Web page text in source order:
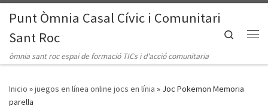
Saltar al contenido
Punt Òmnia Casal Cívic i Comunitari
Sant Roc
òmnia sant roc espai de formació TICs i d'acció comunitaria
Search
Inicio »juegos en línea online jocs en línia » Joc Pokemon Memoria
parella